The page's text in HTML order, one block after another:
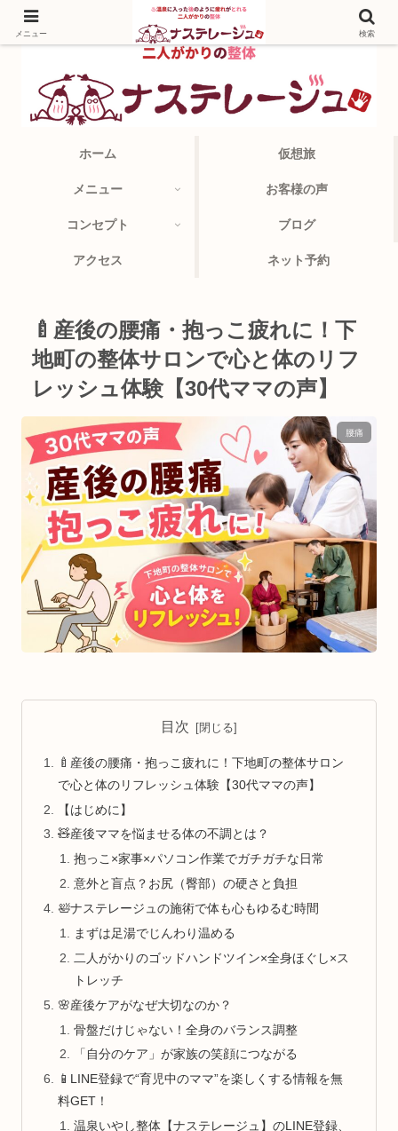
ホーム 仮想旅
メニュー お客様の声
コンセプト ブログ
アクセス ネット予約
🍼産後の腰痛・抱っこ疲れに！下
地町の整体サロンで心と体のリフ
レッシュ体験【30代ママの声】
腰痛
目次
🍼産後の腰痛・抱っこ疲れに！下地町の整体サロン
で心と体のリフレッシュ体験【30代ママの声】
【はじめに】
🧸産後ママを悩ませる体の不調とは？
抱っこ×家事×パソコン作業でガチガチな日常
意外と盲点？お尻（臀部）の硬さと負担
🛀ナステレージュの施術で体も心もゆるむ時間
まずは足湯でじんわり温める
二人がかりのゴッドハンドツイン×全身ほぐし×ス
トレッチ
🌸産後ケアがなぜ大切なのか？
骨盤だけじゃない！全身のバランス調整
「自分のケア」が家族の笑顔につながる
📱LINE登録で“育児中のママ”を楽しくする情報を無
料GET！
温泉いやし整体【ナステレージュ】のLINE登録、
メニュー 検索